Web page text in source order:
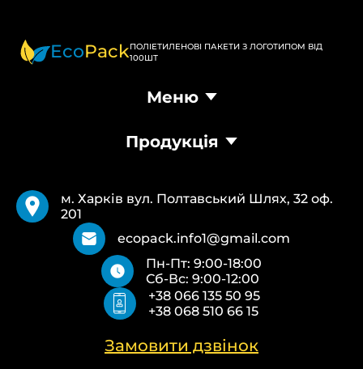
EcoPackПОЛІЕТИЛЕНОВІ ПАКЕТИ З ЛОГОТИПОМ ВІД
100ШТ
Замовити дзвінок
Меню
Продукція
Pantone
Повернення та обмін
Про нас
Політика конфіденційності
Продукція
Кур’єрські пакети
Паперові пакети Бурі
Пакети Zip-Lock (Слайдер) з логотипом
Пакети банан ПВХ
Скотч з логотипом
Пакувальні пакети ПВТ, ПНТ
Еко сумки об’ємні
Еко сумки “Майка”
Еко сумки “Банан”
м. Харків вул. Полтавський Шлях, 32 оф.
201
ecopack.info1@gmail.com
Пн-Пт: 9:00-18:00
Сб-Вс: 9:00-12:00
+38 066 135 50 95
+38 068 510 66 15